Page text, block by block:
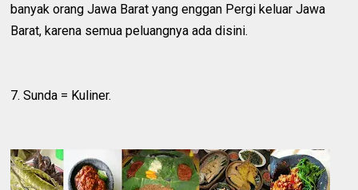
banyak orang Jawa Barat yang enggan Pergi keluar Jawa
Barat, karena semua peluangnya ada disini.
7. Sunda = Kuliner.